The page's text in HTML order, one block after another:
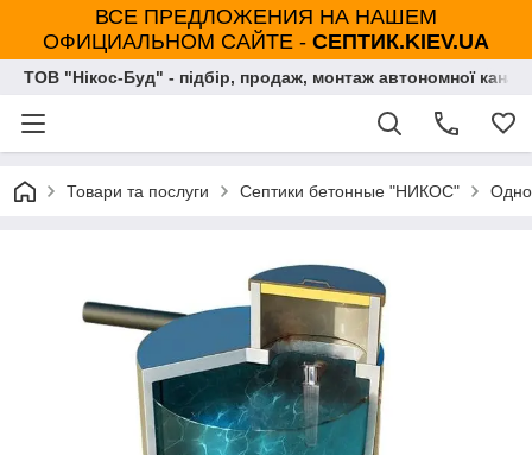
ВСЕ ПРЕДЛОЖЕНИЯ НА НАШЕМ
ОФИЦИАЛЬНОМ САЙТЕ - СЕПТИК.KIEV.UA
ТОВ "Нікос-Буд" - підбір, продаж, монтаж автономної
Товари та послуги Септики бетонные "НИКОС"